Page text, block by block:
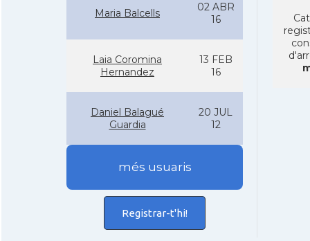
Maria Balcells
02 ABR
16
Laia Coromina
Hernandez
13 FEB
16
Daniel Balagué
Guardia
20 JUL
12
més usuaris
Registrar-t'hi!